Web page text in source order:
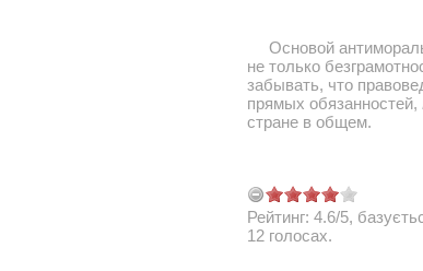
Основой
не только
забывать, что
прямых обязанностей,
стране в общем.
Рейтинг: 4.6/5,
12 голосах.